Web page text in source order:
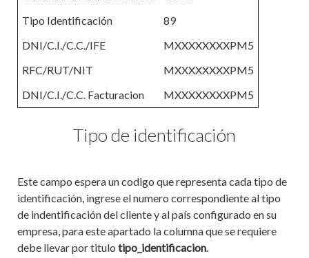
Tipo Identificación
89
DNI/C.I./C.C./IFE
MXXXXXXXXPM5
RFC/RUT/NIT
MXXXXXXXXPM5
DNI/C.I./C.C. Facturacion
MXXXXXXXXPM5
Tipo de identificación
Este campo espera un codigo que representa cada tipo de
identificación, ingrese el numero correspondiente al tipo
de indentificación del cliente y al país configurado en su
empresa, para este apartado la columna que se requiere
debe llevar por titulo tipo_identificacion